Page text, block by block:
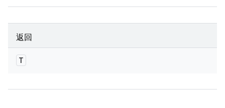
返回
T